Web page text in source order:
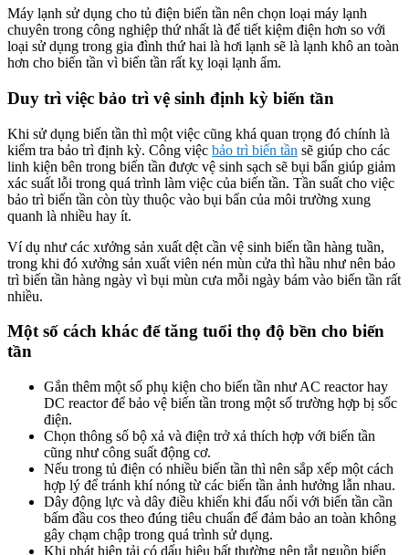
Máy lạnh sử dụng cho tủ điện biến tần nên chọn loại máy lạnh
chuyên trong công nghiệp thứ nhất là để tiết kiệm điện hơn so với
loại sử dụng trong gia đình thứ hai là hơi lạnh sẽ là lạnh khô an toàn
hơn cho biến tần vì biến tần rất kỵ loại lạnh ẩm.
Duy trì việc bảo trì vệ sinh định kỳ biến tần
Khi sử dụng biến tần thì một việc cũng khá quan trọng đó chính là
kiểm tra bảo trì định kỳ. Công việc bảo trì biến tần sẽ giúp cho các
linh kiện bên trong biến tần được vệ sinh sạch sẽ bụi bẩn giúp giảm
xác suất lỗi trong quá trình làm việc của biến tần. Tần suất cho việc
bảo trì biến tần còn tùy thuộc vào bụi bẩn của môi trường xung
quanh là nhiều hay ít.
Ví dụ như các xưởng sản xuất dệt cần vệ sinh biến tần hàng tuần,
trong khi đó xưởng sản xuất viên nén mùn cửa thì hầu như nên bảo
trì biến tần hàng ngày vì bụi mùn cưa mỗi ngày bám vào biến tần rất
nhiều.
Một số cách khác để tăng tuổi thọ độ bền cho biến
tần
Gắn thêm một số phụ kiện cho biến tần như AC reactor hay
DC reactor để bảo vệ biến tần trong một số trường hợp bị sốc
điện.
Chọn thông số bộ xả và điện trở xả thích hợp với biến tần
cũng như công suất động cơ.
Nếu trong tủ điện có nhiều biến tần thì nên sắp xếp một cách
hợp lý để tránh khí nóng từ các biến tần ảnh hưởng lẫn nhau.
Dây động lực và dây điều khiển khi đấu nối với biến tần cần
bấm đầu cos theo đúng tiêu chuẩn để đảm bảo an toàn không
gây chạm chập trong quá trình sử dụng.
Khi phát hiện tải có dấu hiệu bất thường nên tắt nguồn biến